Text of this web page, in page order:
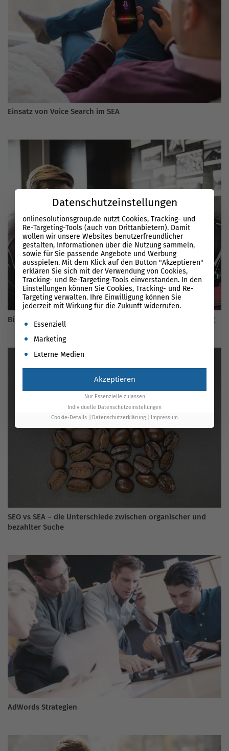
Einsatz von Voice Search im SEA
Bilder SEO: Leitfaden 2026 für erfolgreiche Bildoptimierung
SEO vs SEA – die Unterschiede zwischen organischer und
bezahlter Suche
AdWords Strategien
Datenschutzeinstellungen
onlinesolutionsgroup.de nutzt Cookies, Tracking- und
Re-Targeting-Tools (auch von Drittanbietern). Damit
wollen wir unsere Websites benutzerfreundlicher
gestalten, Informationen über die Nutzung sammeln,
sowie für Sie passende Angebote und Werbung
ausspielen. Mit dem Klick auf den Button "Akzeptieren"
erklären Sie sich mit der Verwendung von Cookies,
Tracking- und Re-Targeting-Tools einverstanden. In den
Einstellungen können Sie Cookies, Tracking- und Re-
Targeting verwalten. Ihre Einwilligung können Sie
jederzeit mit Wirkung für die Zukunft widerrufen.
Es folgt eine Liste der Service-Gruppen, für die eine
Essenziell
Marketing
Externe Medien
Akzeptieren
Nur Essenzielle zulassen
Individuelle Datenschutzeinstellungen
Cookie-Details
Datenschutzerklärung Impressum